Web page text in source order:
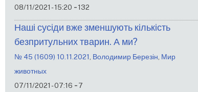
08/11/2021 - 15:20 -132
Наші сусіди вже зменшують кількість
безпритульних тварин. А ми?
№ 45 (1609) 10.11.2021 Володимир Березін Мир
животных
07/11/2021 - 07:16 -7